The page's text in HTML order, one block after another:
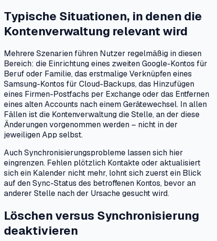
Typische Situationen, in denen die
Kontenverwaltung relevant wird
Mehrere Szenarien führen Nutzer regelmäßig in diesen
Bereich: die Einrichtung eines zweiten Google-Kontos für
Beruf oder Familie, das erstmalige Verknüpfen eines
Samsung-Kontos für Cloud-Backups, das Hinzufügen
eines Firmen-Postfachs per Exchange oder das Entfernen
eines alten Accounts nach einem Gerätewechsel. In allen
Fällen ist die Kontenverwaltung die Stelle, an der diese
Änderungen vorgenommen werden – nicht in der
jeweiligen App selbst.
Auch Synchronisierungsprobleme lassen sich hier
eingrenzen. Fehlen plötzlich Kontakte oder aktualisiert
sich ein Kalender nicht mehr, lohnt sich zuerst ein Blick
auf den Sync-Status des betroffenen Kontos, bevor an
anderer Stelle nach der Ursache gesucht wird.
Löschen versus Synchronisierung
deaktivieren